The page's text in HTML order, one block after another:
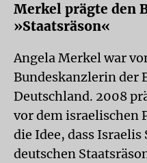
Merkel prägte den
»Staatsräson«
Angela Merkel war
Bundeskanzlerin der
Deutschland. 2008
vor dem israelischen
die Idee, dass
deutschen